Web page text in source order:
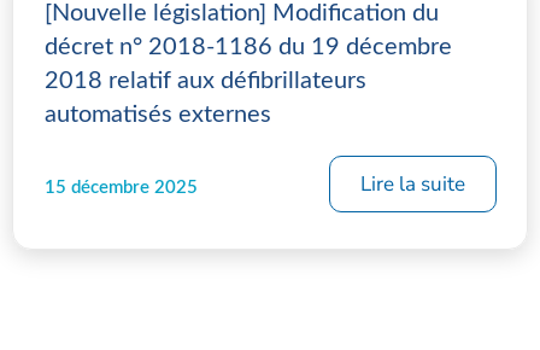
[Nouvelle législation] Modification du
décret n° 2018-1186 du 19 décembre
2018 relatif aux défibrillateurs
automatisés externes
15 décembre 2025 Lire la suite